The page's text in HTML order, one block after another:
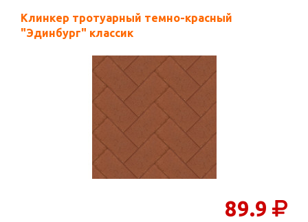
Клинкер тротуарный темно-красный
"Эдинбург" классик
89.9